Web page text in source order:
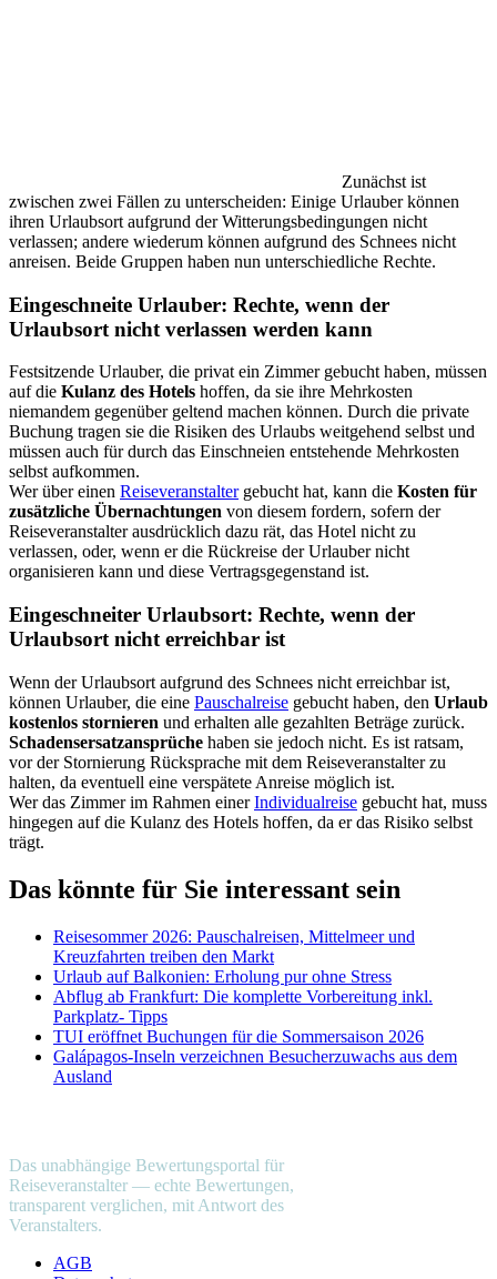
Zunächst ist
zwischen zwei Fällen zu unterscheiden: Einige Urlauber können
ihren Urlaubsort aufgrund der Witterungsbedingungen nicht
verlassen; andere wiederum können aufgrund des Schnees nicht
anreisen. Beide Gruppen haben nun unterschiedliche Rechte.
Eingeschneite Urlauber: Rechte, wenn der
Urlaubsort nicht verlassen werden kann
Festsitzende Urlauber, die privat ein Zimmer gebucht haben, müssen
auf die Kulanz des Hotels hoffen, da sie ihre Mehrkosten
niemandem gegenüber geltend machen können. Durch die private
Buchung tragen sie die Risiken des Urlaubs weitgehend selbst und
müssen auch für durch das Einschneien entstehende Mehrkosten
selbst aufkommen.
Wer über einen Reiseveranstaltergebucht hat, kann die Kosten für
zusätzliche Übernachtungen von diesem fordern, sofern der
Reiseveranstalter ausdrücklich dazu rät, das Hotel nicht zu
verlassen, oder, wenn er die Rückreise der Urlauber nicht
organisieren kann und diese Vertragsgegenstand ist.
Eingeschneiter Urlaubsort: Rechte, wenn der
Urlaubsort nicht erreichbar ist
Wenn der Urlaubsort aufgrund des Schnees nicht erreichbar ist,
können Urlauber, die eine Pauschalreise gebucht haben, den Urlaub
kostenlos stornieren und erhalten alle gezahlten Beträge zurück.
Schadensersatzansprüche haben sie jedoch nicht. Es ist ratsam,
vor der Stornierung Rücksprache mit dem Reiseveranstalter zu
halten, da eventuell eine verspätete Anreise möglich ist.
Wer das Zimmer im Rahmen einerIndividualreise gebucht hat, muss
hingegen auf die Kulanz des Hotels hoffen, da er das Risiko selbst
trägt.
Das könnte für Sie interessant sein
Reisesommer 2026: Pauschalreisen, Mittelmeer und
Kreuzfahrten treiben den Markt
Urlaub auf Balkonien: Erholung pur ohne Stress
Abflug ab Frankfurt: Die komplette Vorbereitung inkl.
Parkplatz- Tipps
TUI eröffnet Buchungen für die Sommersaison 2026
Galápagos-Inseln verzeichnen Besucherzuwachs aus dem
Ausland
Das unabhängige Bewertungsportal für
Reiseveranstalter — echte Bewertungen,
transparent verglichen, mit Antwort des
Veranstalters.
AGB